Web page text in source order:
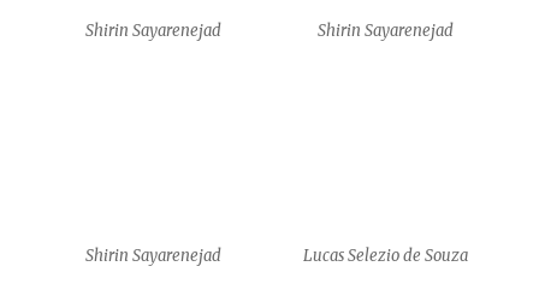
Lucas Selezio de Souza Lucas Selezio de Souza
Shirin Sayarenejad Shirin Sayarenejad